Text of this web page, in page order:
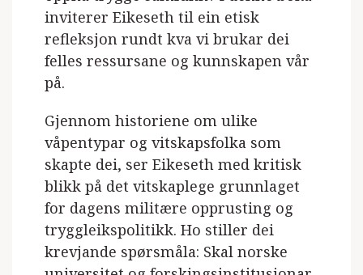
inviterer Eikeseth til ein etisk
refleksjon rundt kva vi brukar dei
felles ressursane og kunnskapen vår
på.
Gjennom historiene om ulike
våpentypar og vitskapsfolka som
skapte dei, ser Eikeseth med kritisk
blikk på det vitskaplege grunnlaget
for dagens militære opprusting og
tryggleikspolitikk. Ho stiller dei
krevjande spørsmåla: Skal norske